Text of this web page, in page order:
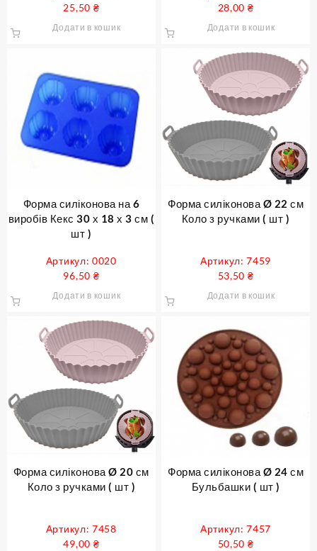
25,50 ₴
Додати в кошик
28,00 ₴
Додати в кошик
Форма силіконова на 6
виробів Кекс 30 х 18 х 3 см (
шт )
Артикул: 0020
96,50 ₴
Додати в кошик
Форма силіконова Ø 22 см
Коло з ручками ( шт )
Артикул: 7459
53,50 ₴
Додати в кошик
Форма силіконова Ø 20 см
Коло з ручками ( шт )
Артикул: 7458
49,00 ₴
Форма силіконова Ø 24 см
Бульбашки ( шт )
Артикул: 7457
50,50 ₴